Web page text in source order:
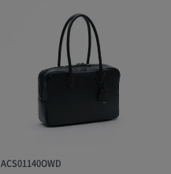
ACS01140OWD